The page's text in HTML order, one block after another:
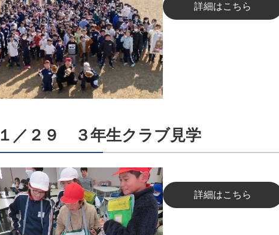
詳細はこちら
１／２９ ３年生クラブ見学
詳細はこちら